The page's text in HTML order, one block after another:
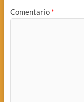
Comentario *